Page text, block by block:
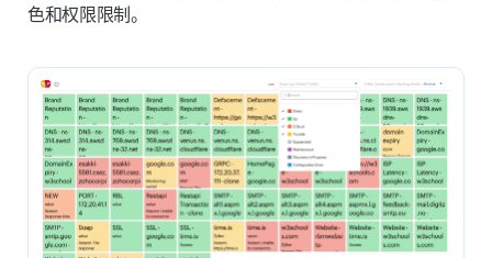
色和权限限制。